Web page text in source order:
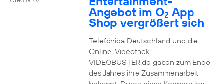
Angebot im O2 App
Shop vergrößert sich
Telefónica Deutschland und die
Online-Videothek
VIDEOBUSTER.de gaben zum Ende
des Jahres ihre Zusammenarbeit